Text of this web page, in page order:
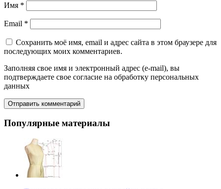
Имя *
Email *
Сохранить моё имя, email и адрес сайта в этом браузере для
последующих моих комментариев.
Заполняя свое имя и электронный адрес (e-mail), вы
подтверждаете свое согласие на обработку персональных
данных
Популярные материалы